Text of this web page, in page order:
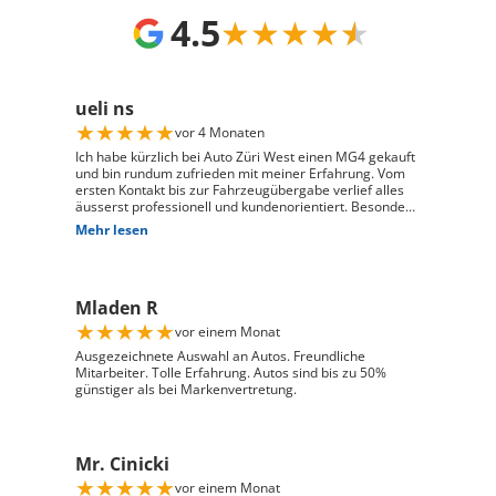
4.5★★★★★
ueli ns
★★★★★vor 4 Monaten
Ich habe kürzlich bei Auto Züri West einen MG4 gekauft
und bin rundum zufrieden mit meiner Erfahrung. Vom
ersten Kontakt bis zur Fahrzeugübergabe verlief alles
äusserst professionell und kundenorientiert. Besonders
hervorheben möchte ich die hervorragende Beratung
durch Herrn David Panic. Er hat sich viel Zeit
und engagierte Art hat den gesamten Kaufprozess sehr
angenehm gemacht. Die Abwicklung verlief reibungslos
und zuverlässig, und ich habe mein Fahrzeug genau so
erhalten, wie ich es mir vorgestellt habe. Ich kann Auto
Züri West uneingeschränkt weiterempfehlen und
bedanke mich herzlich für den ausgezeichneten Service
Mehr lesen
Mladen R
★★★★★vor einem Monat
Ausgezeichnete Auswahl an Autos. Freundliche
Mitarbeiter. Tolle Erfahrung. Autos sind bis zu 50%
günstiger als bei Markenvertretung.
Mr. Cinicki
★★★★★vor einem Monat